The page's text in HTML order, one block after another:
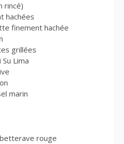
rincé)
hachées
finement hachée
grillées
Lima
marin
rouge